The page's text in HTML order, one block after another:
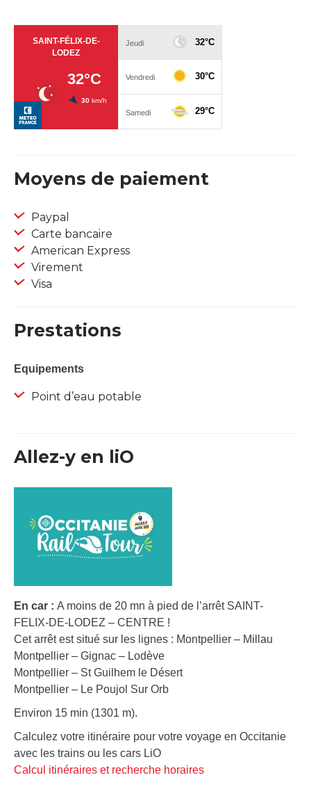
Moyens de paiement
Paypal
Carte bancaire
American Express
Virement
Visa
Prestations
Equipements
Point d’eau potable
Allez-y en liO
En car : A moins de 20 mn à pied de l’arrêt SAINT-
FELIX-DE-LODEZ – CENTRE !
Cet arrêt est situé sur les lignes : Montpellier – Millau
Montpellier – Gignac – Lodève
Montpellier – St Guilhem le Désert
Montpellier – Le Poujol Sur Orb
Environ 15 min (1301 m).
Calculez votre itinéraire pour votre voyage en Occitanie
avec les trains ou les cars LiO
Calcul itinéraires et recherche horaires